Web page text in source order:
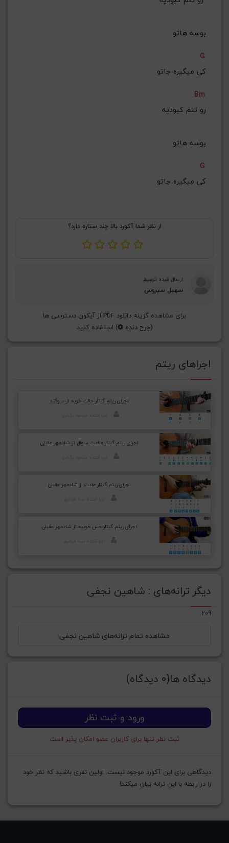
بوسه هاتو
G
کی میگیره جاتو
Bm
رو تنم کبودیه
بوسه هاتو
G
کی میگیره جاتو
از نظر شما آکورد بالا چند ستاره دارد؟
ارسال شده توسط
سهیل سیروس
برای مشاهده گزینه دانلود PDF از آیکون دسترسی ها
(چرخ دنده ) استفاده کنید
اجراهای ریتم
اجرای ریتم گیتار حالت خوبه از سوگند
اجرای ریتم گیتار علامت سوال از شادمهر عقیلی
اجرای ریتم گیتار عادت از شادمهر عقیلی
اجرای ریتم گیتار حس خوبیه از شادمهر عقیلی
دیگر ترانه‌های : شاهین نجفی
209
مشاهده تمام ترانه‌های شاهین نجفی
دیدگاه ها(0 دیدگاه)
ورود و ثبت نظر
ثبت نظر تنها برای کاربران عضو امکان پذیر است
دیدگاهی برای این آکورد موجود نیست. اولین نفری باشید که نظر خود
را در رابطه با این ترانه بیان میکند!